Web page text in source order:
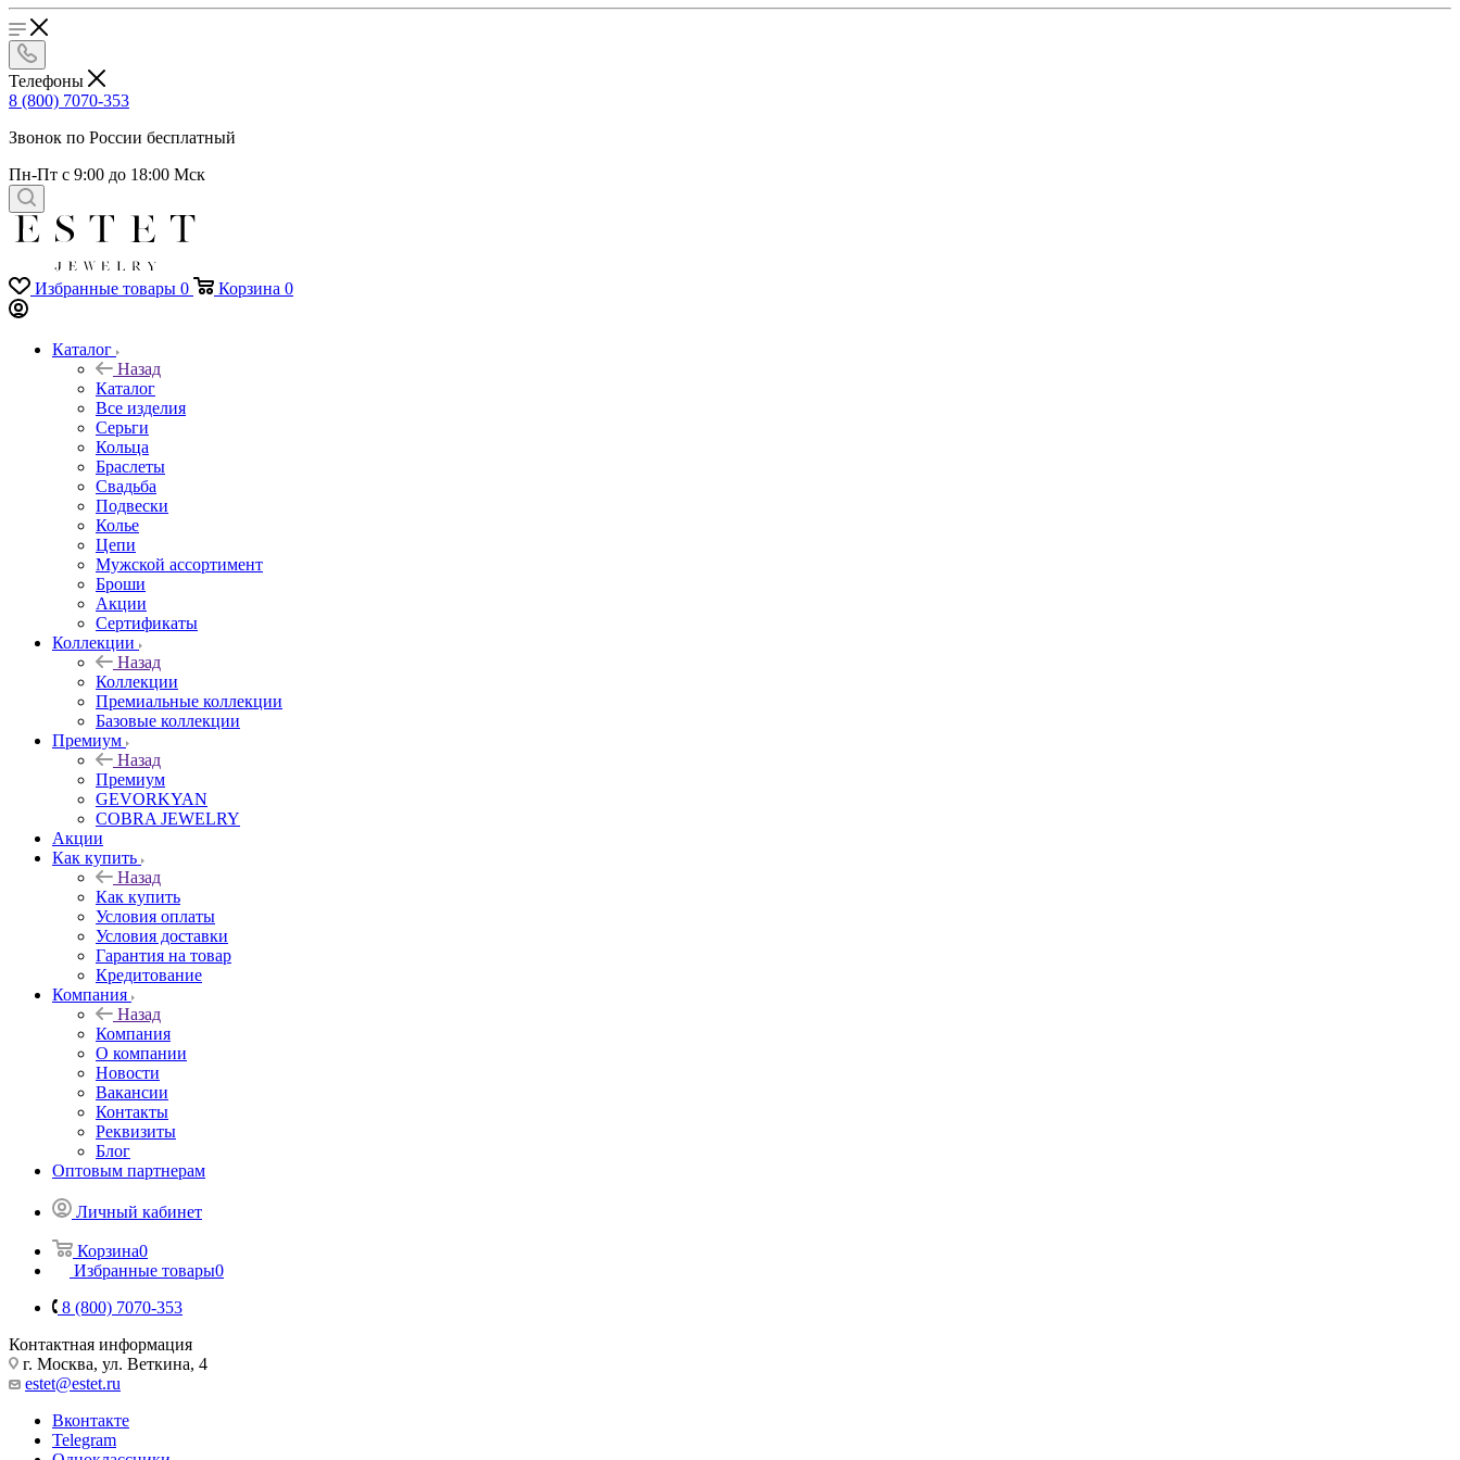
Телефоны
8 (800) 7070-353
Звонок по России бесплатный
Пн-Пт с 9:00 до 18:00 Мск
Избранные товары 0 Корзина 0
Каталог
Назад
Каталог
Все изделия
Серьги
Кольца
Браслеты
Свадьба
Подвески
Колье
Цепи
Мужской ассортимент
Броши
Акции
Сертификаты
Коллекции
Назад
Коллекции
Премиальные коллекции
Базовые коллекции
Премиум
Назад
Премиум
GEVORKYAN
COBRA JEWELRY
Акции
Как купить
Назад
Как купить
Условия оплаты
Условия доставки
Гарантия на товар
Кредитование
Компания
Назад
Компания
О компании
Новости
Вакансии
Контакты
Реквизиты
Блог
Оптовым партнерам
Личный кабинет
Корзина0
Избранные товары0
8 (800) 7070-353
Контактная информация
г. Москва, ул. Веткина, 4
estet@estet.ru
Вконтакте
Telegram